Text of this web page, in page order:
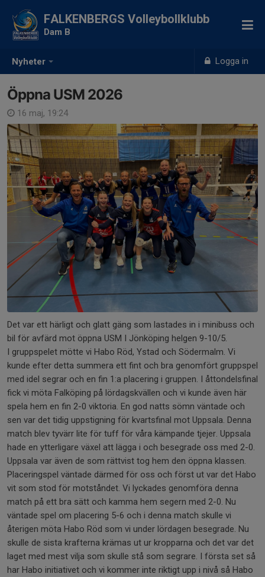
Nyheter Logga in
FALKENBERGS Volleybollklubb
Dam B
Öppna USM 2026
16 maj, 19:24
Det var ett härligt och glatt gäng som lastades in i minibuss och
bil för avfärd mot öppna USM I Jönköping helgen 9-10/5.
I gruppspelet mötte vi Habo Röd, Ystad och Södermalm. Vi
kunde efter detta summera ett fint och bra genomfört gruppspel
med idel segrar och en fin 1:a placering i gruppen. I åttondelsfinal
fick vi möta Falköping på lördagskvällen och vi kunde även här
spela hem en fin 2-0 viktoria. En god natts sömn väntade och
sen var det tidig uppstigning för kvartsfinal mot Uppsala. Denna
match blev tyvärr lite för tuff för våra kämpande tjejer. Uppsala
hade en ytterligare växel att lägga i och besegrade oss med 2-0.
Uppsala var även de som rättvist tog hem den öppna klassen.
Placeringspel väntade därmed för oss och först ut var det Habo
vit som stod för motståndet. Vi lyckades genomföra denna
match på ett bra sätt och kamma hem segern med 2-0. Nu
väntade spel om placering 5-6 och i denna match skulle vi
återigen möta Habo Röd som vi under lördagen besegrade. Nu
skulle de sista krafterna krämas ut ur kropparna och det var det
laget med mest vilja som skulle stå som segrare. I första set så
har Habo initiativet och vi kommer inte riktigt upp i nivå så Habo